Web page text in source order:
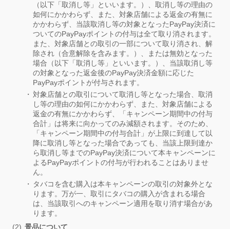
（以下「取消し等」といいます。）、取消し等の理由の
如何にかかわらず、また、対象店舗による返金の有無に
かかわらず、当該取消し等の対象となったPayPay決済に
ついてのPayPayポイントの付与は全て取り消されます。
また、対象店舗との取引の一部について取り消され、解
除され（合意解除を含みます。）、または無効となった
場合（以下「取消し等」といいます。）、当該取消し等
の対象となった返金後のPayPay決済金額に応じた
PayPayポイントが付与されます。
対象店舗との取引について取消し等となった場合、取消
し等の理由の如何にかかわらず、また、対象店舗による
返金の有無にかかわらず、「キャンペーン期間中の付与
合計」は将来に向かってのみ減額されます。そのため、
「キャンペーン期間中の付与合計」が上限に到達して以
降に取消し等となった場合であっても、当該上限到達か
ら取消し等までのPayPay決済について本キャンペーンに
よるPayPayポイントの付与が行われることはありませ
ん。
タバコを含む購入は本キャンペーンの取引の対象外とな
ります。万が一、取引にタバコの購入が含まれる場合
は、当該取引へのキャンペーン適用を取り消す場合があ
ります。
景品について